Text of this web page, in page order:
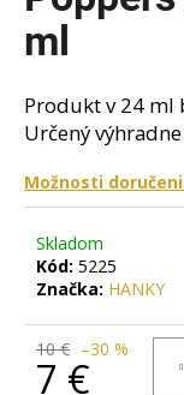
hviezdičiek.
ml
Produkt v 24 ml
Určený
Možnosti
Skladom
Kód: 5225
Značka: HANKY
10 € –30 %
7 €
á
j
s
ť